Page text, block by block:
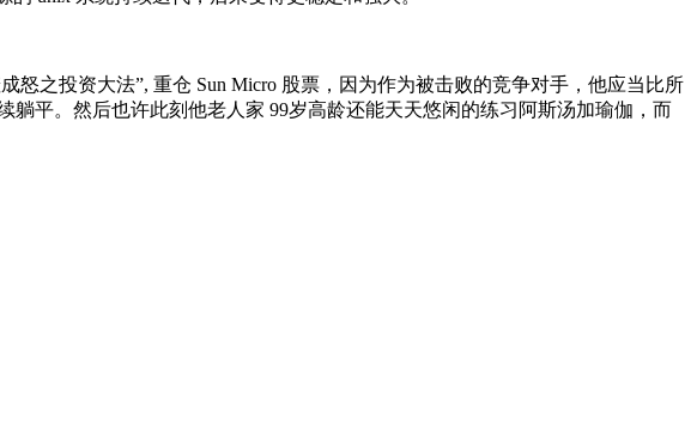
怒之投资大法”, 重仓 Sun Micro 股票，因为作为被击败的竞争对手，他应当比所
躺平。然后也许此刻他老人家 99岁高龄还能天天悠闲的练习阿斯汤加瑜伽，而